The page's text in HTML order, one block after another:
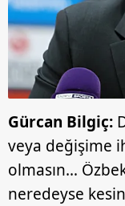
Gürcan Bilgiç:
veya değişime
olmasın…
neredeyse